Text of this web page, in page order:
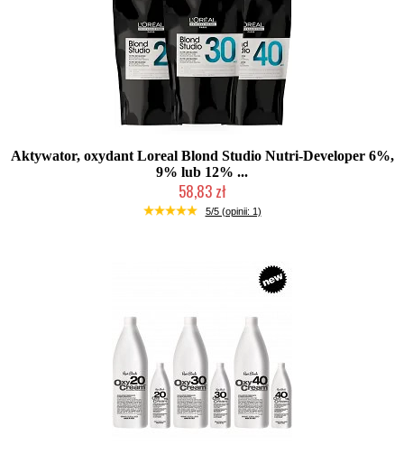
Aktywator, oxydant Loreal Blond Studio Nutri-Developer 6%,
9% lub 12% ...
58,83 zł
Duża ilość (wysyłka w 24h)
5/5 (opinii: 1)